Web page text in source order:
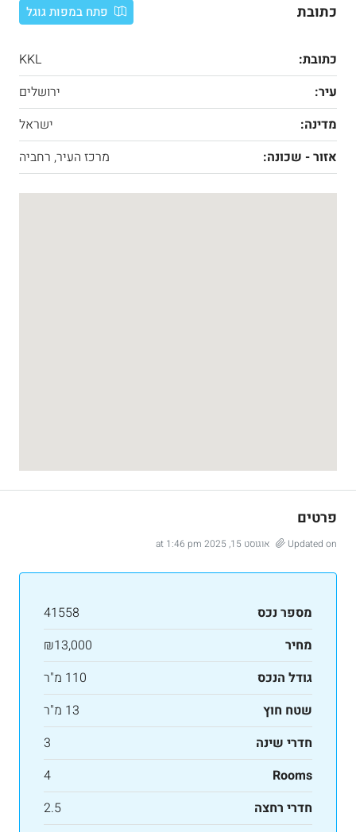
כתובת פתח במפות גוגל
כתובת:
KKL
עיר:
ירושלים
מדינה:
ישראל
אזור - שכונה:
מרכז העיר, רחביה
פרטים
Updated on אוגוסט 15, 2025 at 1:46 pm
מספר נכס
41558
מחיר
₪13,000
גודל הנכס
110 מ"ר
שטח חוץ
13 מ"ר
חדרי שינה
3
Rooms
4
חדרי רחצה
2.5